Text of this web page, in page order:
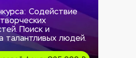
Содействие
Поиск и
талантливых людей.